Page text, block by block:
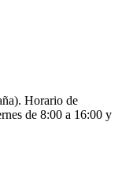
Horario de
de 8:00 a 16:00 y